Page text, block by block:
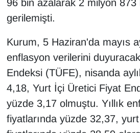
96 bin azalarak 2 milyon 873
gerilemişti.
Kurum, 5 Haziran'da mayıs
enflasyon verilerini
Endeksi (TÜFE), nisanda
4,18, Yurt İçi Üretici Fiyat
yüzde 3,17 olmuştu. Yıllık
fiyatlarında yüzde 32,37,
VAN'DA SPOR
YAŞAM
YEREL